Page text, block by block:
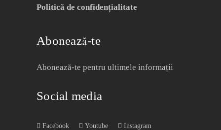
Politică de confidențialitate
Abonează-te
Abonează-te pentru ultimele informații
Social media
Facebook Youtube Instagram